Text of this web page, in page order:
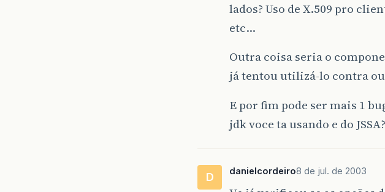
lados? Uso de X.509 pro
etc…
Outra coisa seria o
já tentou utilizá-lo contra
E por fim pode ser mais 1
jdk voce ta usando e do JSSA?
D danielcordeiro8 de jul. de 2003